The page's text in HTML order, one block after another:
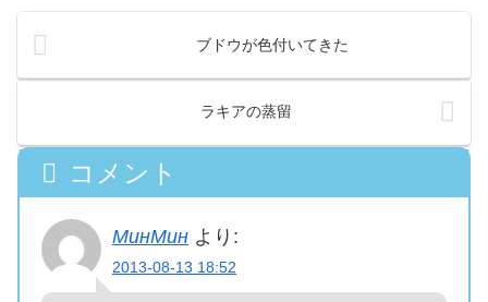
ブドウが色付いてきた
ラキアの蒸留
コメント
МинМин より:
2013-08-13 18:52